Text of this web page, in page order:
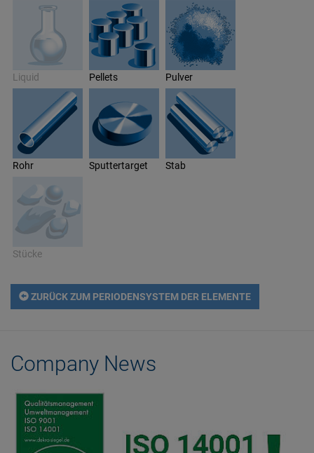
Liquid Pellets Pulver
Rohr Sputtertarget Stab
Stücke
ZURÜCK ZUM PERIODENSYSTEM DER ELEMENTE
Company News